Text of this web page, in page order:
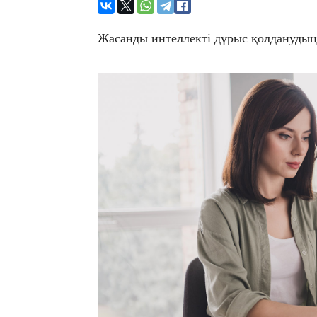
Жасанды интеллекті дұрыс